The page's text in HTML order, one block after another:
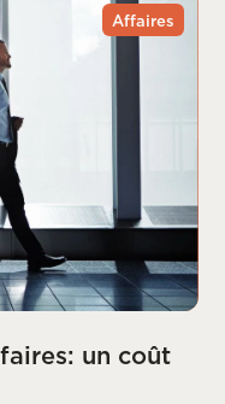
Affaires
un coût